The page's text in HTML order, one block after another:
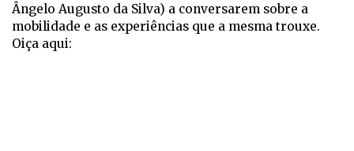
Ângelo Augusto da Silva) a conversarem sobre a
mobilidade e as experiências que a mesma trouxe.
Oiça aqui: